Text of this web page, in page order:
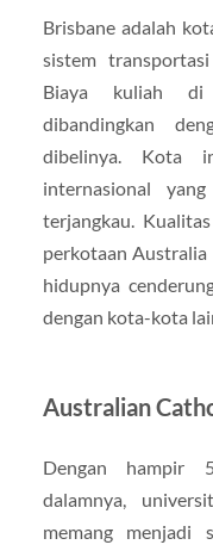
Brisbane adalah
sistem
Biaya kuliah di
dibandingkan
dibelinya. Kota
internasional
terjangkau.
perkotaan
hidupnya
dengan kota-kota
Australian
Dengan hampir
dalamnya,
memang menjadi